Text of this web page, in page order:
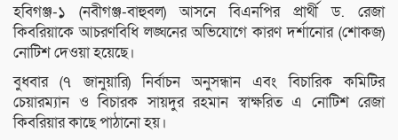
হবিগঞ্জ-১ (নবীগঞ্জ-বাহুবল) আসনে বিএনপির প্রার্থী ড. রেজা
কিবরিয়াকে আচরণবিধি লঙ্ঘনের অভিযোগে কারণ দর্শানোর (শোকজ)
নোটিশ দেওয়া হয়েছে।
বুধবার (৭ জানুয়ারি) নির্বাচন অনুসন্ধান এবং বিচারিক কমিটির
চেয়ারম্যান ও বিচারক সায়দুর রহমান স্বাক্ষরিত এ নোটিশ রেজা
কিবরিয়ার কাছে পাঠানো হয়।